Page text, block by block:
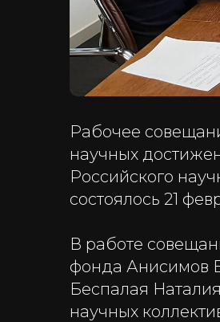
Рабочее
научных
Российского
состоялось 21
В работе
фонда Анисимов
Беспалая
научных